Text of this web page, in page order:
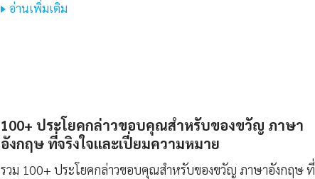
อ่านเพิ่มเติม
100+ ประโยคกล่าวขอบคุณสำหรับของขวัญ ภาษา
อังกฤษ ที่จริงใจและเปี่ยมความหมาย
รวม 100+ ประโยคกล่าวขอบคุณสำหรับของขวัญ ภาษาอังกฤษ ที่